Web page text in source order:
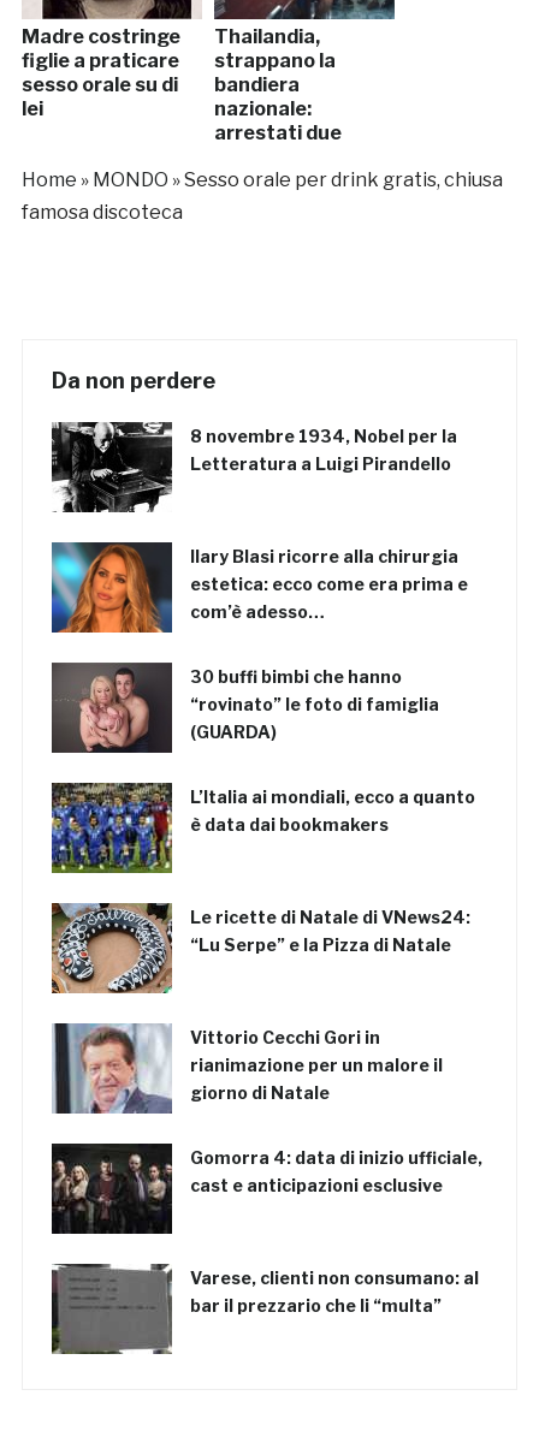
Madre costringe
figlie a praticare
sesso orale su di
lei
Thailandia,
strappano la
bandiera
nazionale:
arrestati due
(VIDEO)
Home » MONDO »Sesso orale per drink gratis, chiusa
famosa discoteca
Da non perdere
8 novembre 1934, Nobel per la
Letteratura a Luigi Pirandello
Ilary Blasi ricorre alla chirurgia
estetica: ecco come era prima e
com’è adesso…
30 buffi bimbi che hanno
“rovinato” le foto di famiglia
(GUARDA)
L’Italia ai mondiali, ecco a quanto
è data dai bookmakers
Le ricette di Natale di VNews24:
“Lu Serpe” e la Pizza di Natale
Vittorio Cecchi Gori in
rianimazione per un malore il
giorno di Natale
Gomorra 4: data di inizio ufficiale,
cast e anticipazioni esclusive
Varese, clienti non consumano: al
bar il prezzario che li “multa”